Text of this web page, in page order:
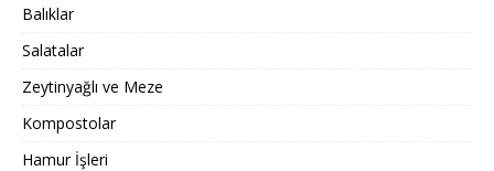
Balıklar
Salatalar
Zeytinyağlı ve Meze
Kompostolar
Hamur İşleri